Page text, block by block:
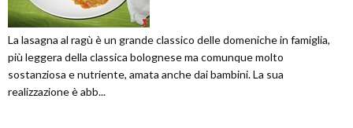
La lasagna al ragù è un grande classico delle domeniche in famiglia,
più leggera della classica bolognese ma comunque molto
sostanziosa e nutriente, amata anche dai bambini. La sua
realizzazione è abb...